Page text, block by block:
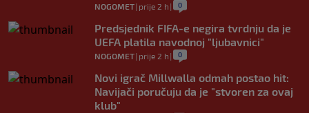
NOGOMET| prije 2 h | 0
Predsjednik FIFA-e negira tvrdnju da je
UEFA platila navodnoj "ljubavnici"
NOGOMET| prije 2 h | 0
Novi igrač Millwalla odmah postao hit:
Navijači poručuju da je "stvoren za ovaj
klub"